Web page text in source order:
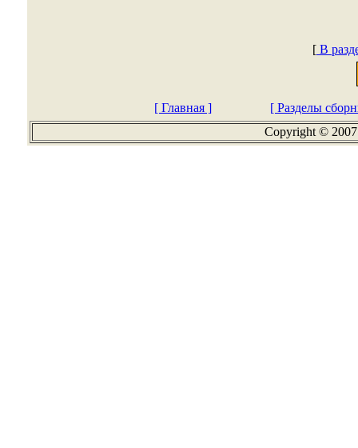
[ В
[ Главная ]
[ Разделы
Copyright ©